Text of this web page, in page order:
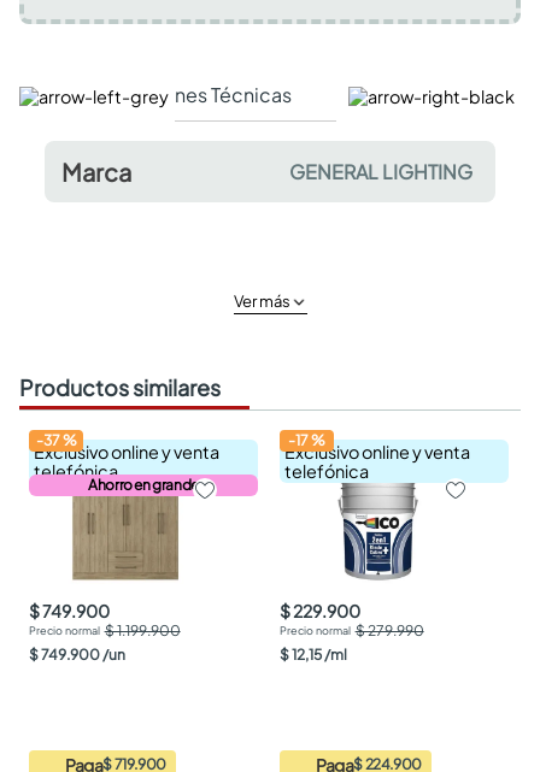
Especificaciones Técnicas Comentarios y
Marca GENERAL LIGHTING
Ver más
Productos similares
Exclusivo online y venta
telefónica
Ahorro en grande
-37%
$ 749.900
$ 1.199.900
$749.900 /un
Paga$ 719.900
Exclusivo online y venta
telefónica
-17%
$ 229.900
$ 279.990
$12,15 /ml
Paga$ 224.900